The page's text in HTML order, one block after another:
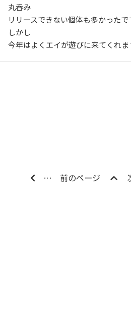
丸呑み
リリースできない個体も多かったで
しかし
今年はよくエイが遊びに来てくれま
… 前のページ